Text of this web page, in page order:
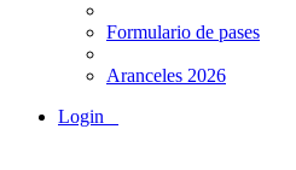
Formulario de pases
Aranceles 2026
Login